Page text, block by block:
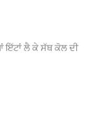
ਇੱਟਾਂ ਲੈ ਕੇ ਸੱਥ ਕੋਲ ਦੀ